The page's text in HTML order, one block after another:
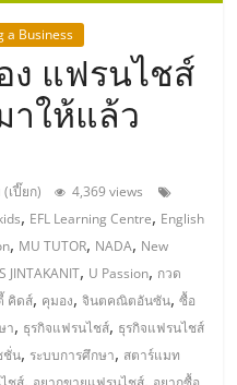
a Business
ง แฟรนไชส์
าให้แล้ว
เปี๊ยก)
4,369 views
, EFL Learning Centre, English
, MU TUTOR, NADA, New
JINTAKANIT, U Passion, กวด
คิดส์, คุมอง,จินตคณิตอันซัน,ซื้อ
า, ธุรกิจแฟรนไชส์, ธุรกิจแฟรนไชส์
ชั่น, ระบบการศึกษา, สตาร์แมท